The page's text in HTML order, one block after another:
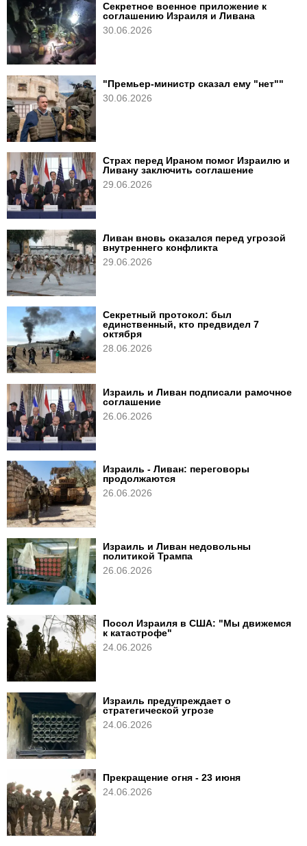
Секретное военное приложение к
соглашению Израиля и Ливана
30.06.2026
"Премьер-министр сказал ему "нет""
30.06.2026
Страх перед Ираном помог Израилю и
Ливану заключить соглашение
29.06.2026
Ливан вновь оказался перед угрозой
внутреннего конфликта
29.06.2026
Секретный протокол: был
единственный, кто предвидел 7
октября
28.06.2026
Израиль и Ливан подписали рамочное
соглашение
26.06.2026
Израиль - Ливан: переговоры
продолжаются
26.06.2026
Израиль и Ливан недовольны
политикой Трампа
26.06.2026
Посол Израиля в США: "Мы движемся
к катастрофе"
24.06.2026
Израиль предупреждает о
стратегической угрозе
24.06.2026
Прекращение огня - 23 июня
24.06.2026